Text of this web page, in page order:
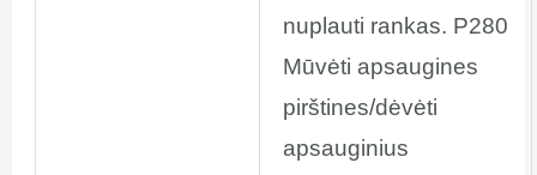
nuplauti rankas. P280
Mūvėti apsaugines
pirštines/dėvėti
apsauginius